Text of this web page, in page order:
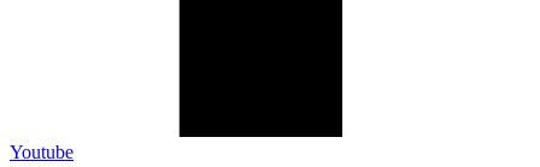
Youtube